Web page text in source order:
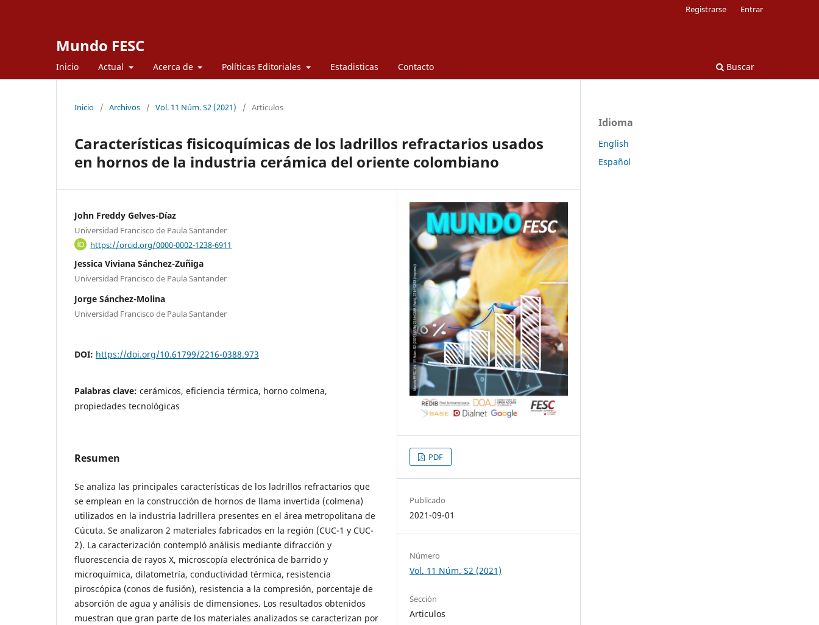
Mundo FESC
Inicio Actual Acerca de Políticas Editoriales Estadisticas Contacto Buscar
Registrarse Entrar
Inicio / Archivos / Vol. 11 Núm. S2 (2021) / Articulos
Características fisicoquímicas de los ladrillos refractarios usados
en hornos de la industria cerámica del oriente colombiano
John Freddy Gelves-Díaz
Universidad Francisco de Paula Santander
https://orcid.org/0000-0002-1238-6911
Jessica Viviana Sánchez-Zuñiga
Universidad Francisco de Paula Santander
Jorge Sánchez-Molina
Universidad Francisco de Paula Santander
DOI: https://doi.org/10.61799/2216-0388.973
Palabras clave: cerámicos, eficiencia térmica, horno colmena,
propiedades tecnológicas
Resumen
Se analiza las principales características de los ladrillos refractarios que
se emplean en la construcción de hornos de llama invertida (colmena)
utilizados en la industria ladrillera presentes en el área metropolitana de
Cúcuta. Se analizaron 2 materiales fabricados en la región (CUC-1 y CUC-
2). La caracterización contempló análisis mediante difracción y
fluorescencia de rayos X, microscopía electrónica de barrido y
microquímica, dilatometría, conductividad térmica, resistencia
piroscópica (conos de fusión), resistencia a la compresión, porcentaje de
absorción de agua y análisis de dimensiones. Los resultados obtenidos
muestran que gran parte de los materiales analizados se caracterizan por
PDF
Publicado
2021-09-01
Número
Vol. 11 Núm. S2 (2021)
Sección
Articulos
Idioma
English
Español